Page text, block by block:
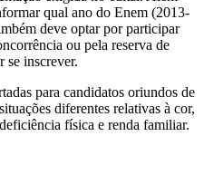
qual ano do Enem (2013-
deve optar por participar
ou pela reserva de
se inscrever.
para candidatos oriundos de
diferentes relativas à cor,
física e renda familiar.